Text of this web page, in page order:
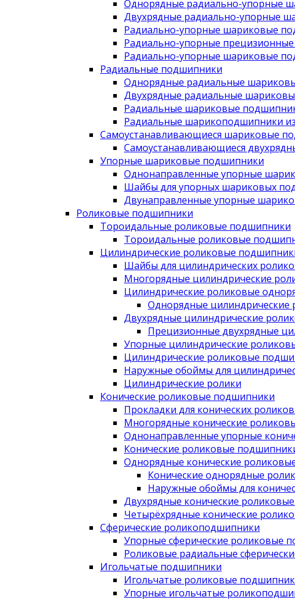
Однорядные радиально-упорные
Двухрядные радиально-упорные
Радиально-упорные шариковые
Радиально-упорные
Радиально-упорные шариковые
Радиальные подшипники
Однорядные радиальные
Двухрядные радиальные
Радиальные шариковые
Радиальные шарикоподшипники
Самоустанавливающиеся шариковые
Самоустанавливающиеся
Упорные шариковые подшипники
Однонаправленные упорные
Шайбы для упорных шариковых
Двунаправленные упорные
Роликовые подшипники
Тороидальные роликовые подшипники
Тороидальные роликовые
Цилиндрические роликовые
Шайбы для цилиндрических
Многорядные цилиндрические
Цилиндрические роликовые
Однорядные
Двухрядные цилиндрические
Прецизионные двухрядные
Упорные цилиндрические
Цилиндрические роликовые
Наружные обоймы для
Цилиндрические ролики
Конические роликовые подшипники
Прокладки для конических
Многорядные конические
Однонаправленные упорные
Конические роликовые
Однорядные конические
Конические однорядные
Наружные обоймы для
Двухрядные конические
Четырёхрядные конические
Сферические роликоподшипники
Упорные сферические роликовые
Роликовые радиальные
Игольчатые подшипники
Игольчатые роликовые
Упорные игольчатые